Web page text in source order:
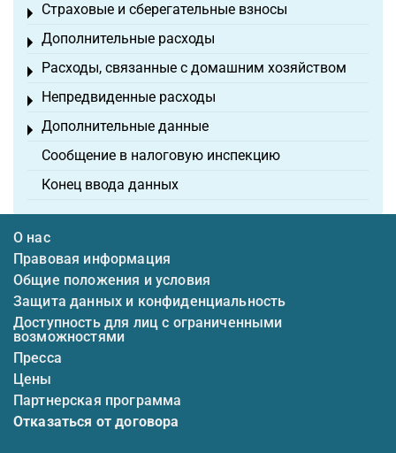
Страховые и сберегательные взносы
Toggle menu
Дополнительные расходы
Toggle menu
Расходы, связанные с домашним хозяйством
Toggle menu
Непредвиденные расходы
Toggle menu
Дополнительные данные
Toggle menu
Сообщение в налоговую инспекцию
Конец ввода данных
О нас
Правовая информация
Общие положения и условия
Защита данных и конфиденциальность
Доступность для лиц с ограниченными
возможностями
Пресса
Цены
Партнерская программа
Отказаться от договора